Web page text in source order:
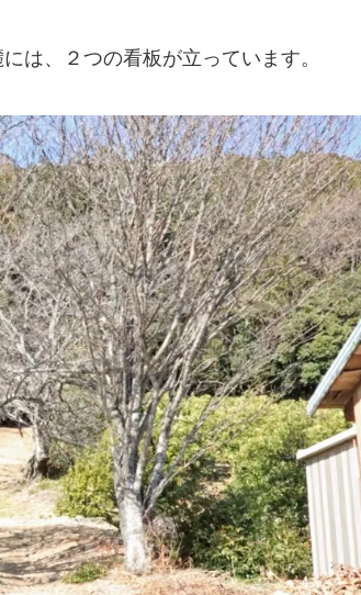
は、２つの看板が立っています。